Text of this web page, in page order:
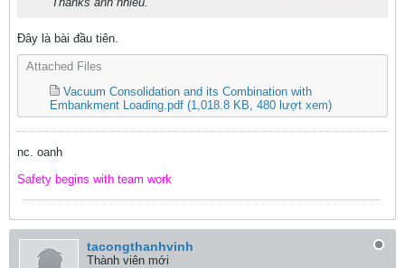
Đây là bài đầu tiên.
Attached Files
Vacuum Consolidation and its Combination with
Embankment Loading.pdf (1,018.8 KB, 480 lượt xem)
nc. oanh
Safety begins with team work
tacongthanhvinh
Thành viên mới